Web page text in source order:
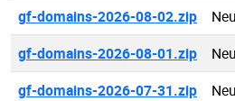
gf-domains-2026-08-02.zip
gf-domains-2026-08-01.zip
gf-domains-2026-07-31.zip